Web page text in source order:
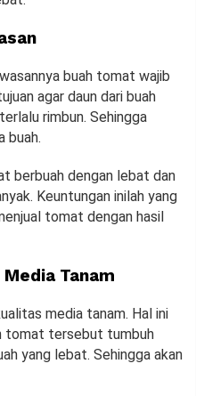
buah tomat wajib
agar daun dari buah
rimbun. Sehingga
buah.
berbuah dengan lebat dan
Keuntungan inilah yang
tomat dengan hasil
Tanam
media tanam. Hal ini
tomat tersebut tumbuh
yang lebat. Sehingga akan